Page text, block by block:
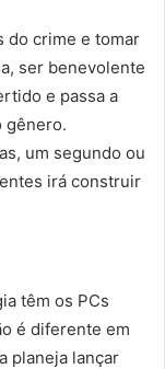
do crime e tomar
ser benevolente
e passa a
gênero.
um segundo ou
irá construir
têm os PCs
é diferente em
planeja lançar